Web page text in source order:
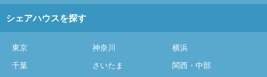
シェアハウスを探す
東京 神奈川
横浜
千葉
さいたま
関西・中部